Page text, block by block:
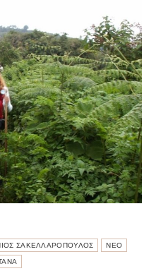
ΣΑΚΕΛΛΑΡΟΠΟΥΛΟΣ ΝΕΟ